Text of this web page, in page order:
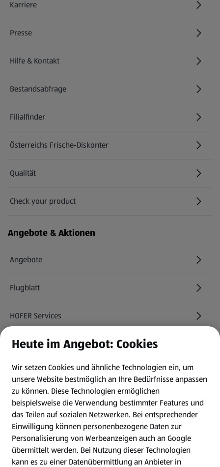
Karriere
(öffnet in einem neuen Tab)
Presse
Hilfe & Kontakt
(öffnet in einem neuen Tab)
Bestandsabfrage
(öffnet in einem neuen Tab)
Filialfinder
Österreichs Frische-Diskonter
Qualität
Check your product
(öffnet in einem neuen Tab)
Angebote & Aktionen
Angebote
Flugblatt
HOFER Services
Newsletter
WhatsApp
Gewinnspiele
Mein HOFER. Meine Einkäufe.
Meine Meinung. Mein HOFER.
Heute im Angebot: Cookies
Wir setzen Cookies und ähnliche Technologien ein, um
unsere Website bestmöglich an Ihre Bedürfnisse anpassen
zu können. Diese Technologien ermöglichen
beispielsweise die Verwendung bestimmter Features und
das Teilen auf sozialen Netzwerken. Bei entsprechender
Einwilligung können personenbezogene Daten zur
Personalisierung von Werbeanzeigen auch an Google
übermittelt werden. Bei Nutzung dieser Technologien
kann es zu einer Datenübermittlung an Anbieter in